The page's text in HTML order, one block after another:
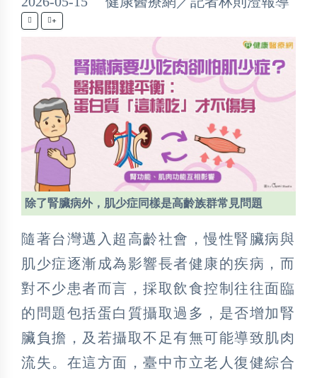
+
除了腎臟病外，肌少症同樣是高齡族群常見問題
隨著台灣邁入超高齡社會，慢性腎臟病與
肌少症逐漸成為影響長者健康的疾病，而
對不少患者而言，採取飲食控制往往面臨
的問題包括蛋白質攝取過多，是否增加腎
臟負擔，及若攝取不足有無可能導致肌肉
流失。在這方面，臺中市立老人復健綜合